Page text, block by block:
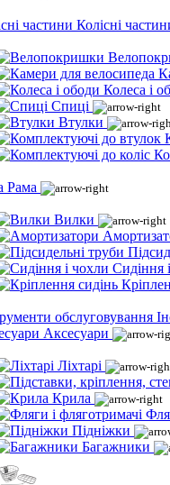
Колісні
Колеса і
Спиці
Втулки
Рама
Вилки
Сидіння
Аксесуари
Ліхтарі
Крила
Підніжки
Багажники